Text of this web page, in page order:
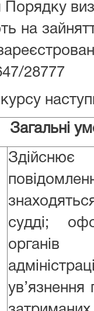
на
28777
Загальні
Здійснює
судді;
органів